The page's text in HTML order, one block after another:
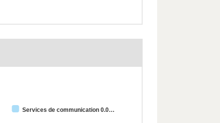
Services de communication 0.0